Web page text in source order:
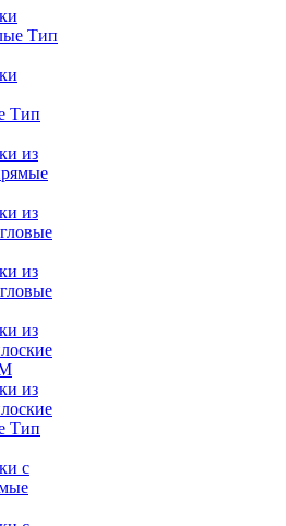
Тип
Тип
из
из
из
из
из
Тип
с